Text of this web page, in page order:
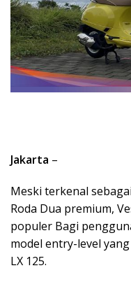
Jakarta –
Meski terkenal
Roda Dua premium,
populer Bagi
model entry-level
LX 125.